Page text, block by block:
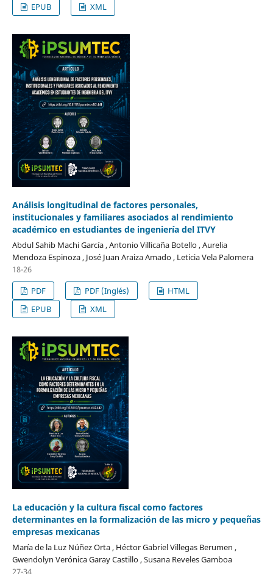
EPUB
XML
Análisis longitudinal de factores personales,
institucionales y familiares asociados al rendimiento
académico en estudiantes de ingeniería del ITVY
Abdul Sahib Machi García , Antonio Villicaña Botello , Aurelia
Mendoza Espinoza , José Juan Araiza Amado , Leticia Vela Palomera
18-26
PDF
PDF (Inglés)
HTML
EPUB
XML
La educación y la cultura fiscal como factores
determinantes en la formalización de las micro y pequeñas
empresas mexicanas
María de la Luz Núñez Orta , Héctor Gabriel Villegas Berumen ,
Gwendolyn Verónica Garay Castillo , Susana Reveles Gamboa
27-34